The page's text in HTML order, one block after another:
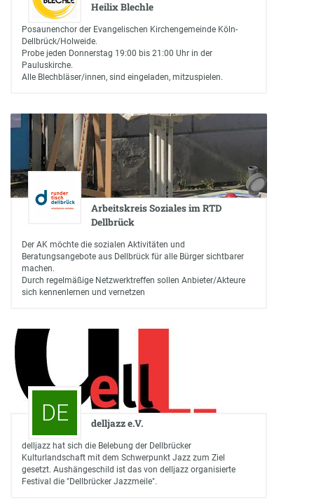
Heilix Blechle
Posaunenchor der Evangelischen Kirchengemeinde Köln-
Dellbrück/Holweide.
Probe jeden Donnerstag 19:00 bis 21:00 Uhr in der
Pauluskirche.
Alle Blechbläser/innen, sind eingeladen, mitzuspielen.
Arbeitskreis Soziales im RTD
Dellbrück
Der AK möchte die sozialen Aktivitäten und
Beratungsangebote aus Dellbrück für alle Bürger sichtbarer
machen.
Durch regelmäßige Netzwerktreffen sollen Anbieter/Akteure
sich kennenlernen und vernetzen
DE delljazz e.V.
delljazz hat sich die Belebung der Dellbrücker
Kulturlandschaft mit dem Schwerpunkt Jazz zum Ziel
gesetzt. Aushängeschild ist das von delljazz organisierte
Festival die "Dellbrücker Jazzmeile".